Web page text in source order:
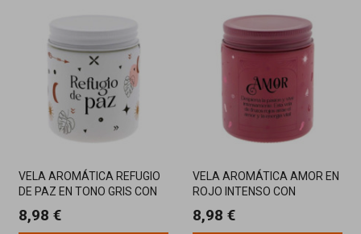
VELA AROMÁTICA REFUGIO
DE PAZ EN TONO GRIS CON
TRANQUILIZANTE
8,98 €
VELA AROMÁTICA AMOR EN
ROJO INTENSO CON
ROJOS
8,98 €